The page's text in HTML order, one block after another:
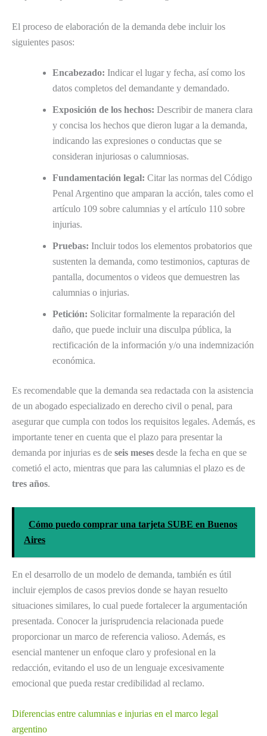
El proceso de elaboración de la demanda debe incluir los
siguientes pasos:
Encabezado: Indicar el lugar y fecha, así como los
datos completos del demandante y demandado.
Exposición de los hechos: Describir de manera clara
y concisa los hechos que dieron lugar a la demanda,
indicando las expresiones o conductas que se
consideran injuriosas o calumniosas.
Fundamentación legal: Citar las normas del Código
Penal Argentino que amparan la acción, tales como el
artículo 109 sobre calumnias y el artículo 110 sobre
injurias.
Pruebas: Incluir todos los elementos probatorios que
sustenten la demanda, como testimonios, capturas de
pantalla, documentos o videos que demuestren las
calumnias o injurias.
Petición: Solicitar formalmente la reparación del
daño, que puede incluir una disculpa pública, la
rectificación de la información y/o una indemnización
económica.
Es recomendable que la demanda sea redactada con la asistencia
de un abogado especializado en derecho civil o penal, para
asegurar que cumpla con todos los requisitos legales. Además, es
importante tener en cuenta que el plazo para presentar la
demanda por injurias es de seis meses desde la fecha en que se
cometió el acto, mientras que para las calumnias el plazo es de
tres años.
Cómo puedo comprar una tarjeta SUBE en Buenos
Aires
En el desarrollo de un modelo de demanda, también es útil
incluir ejemplos de casos previos donde se hayan resuelto
situaciones similares, lo cual puede fortalecer la argumentación
presentada. Conocer la jurisprudencia relacionada puede
proporcionar un marco de referencia valioso. Además, es
esencial mantener un enfoque claro y profesional en la
redacción, evitando el uso de un lenguaje excesivamente
emocional que pueda restar credibilidad al reclamo.
Diferencias entre calumnias e injurias en el marco legal
argentino